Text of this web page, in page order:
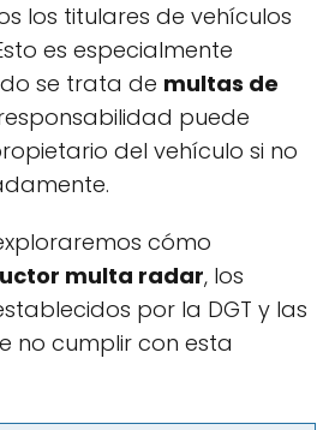
los titulares de vehículos
es especialmente
se trata de multas de
puede
del vehículo si no
cómo
multa radar, los
por la DGT y las
no cumplir con esta